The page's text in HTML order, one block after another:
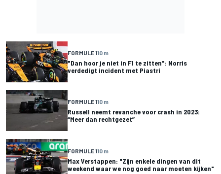
FORMULE 110 m
"Dan hoor je niet in F1 te zitten": Norris
verdedigt incident met Piastri
FORMULE 110 m
Russell neemt revanche voor crash in 2023:
“Meer dan rechtgezet”
FORMULE 110 m
Max Verstappen: "Zijn enkele dingen van dit
weekend waar we nog goed naar moeten kijken"